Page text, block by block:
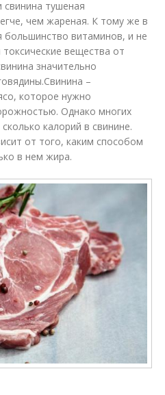
свинина тушеная
чем жареная. К тому же в
большинство витаминов, и не
вещества от
значительно
–
которое нужно
Однако многих
калорий в свинине.
от того, каким способом
в нем жира.